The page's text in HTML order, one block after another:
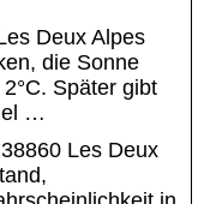
Deux Alpes
die Sonne
Später gibt
…
Les Deux